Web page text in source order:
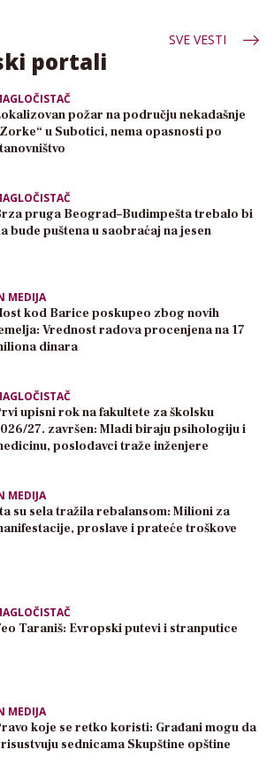
SVE VESTI
portali
požar na području nekadašnje
u Subotici, nema opasnosti po
pruga Beograd–Budimpešta trebalo bi
bude puštena u saobraćaj na jesen
MEDIJA
kod Barice poskupeo zbog novih
Vrednost radova procenjena na 17
dinara
upisni rok na fakultete za školsku
27. završen: Mladi biraju psihologiju i
poslodavci traže inženjere
MEDIJA
su sela tražila rebalansom: Milioni za
proslave i prateće troškove
Taraniš: Evropski putevi i stranputice
MEDIJA
koje se retko koristi: Građani mogu da
sednicama Skupštine opštine